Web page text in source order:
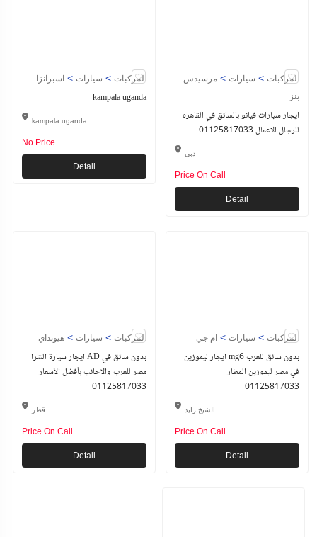
المركبات > سيارات > اسبرانزا
kampala uganda
kampala uganda
No Price
Detail
المركبات > سيارات > مرسيدس
بنز
ايجار سيارات فيانو بالسائق في القاهره
للرجال الاعمال 01125817033
دبي
Price On Call
Detail
المركبات > سيارات > هيونداي
ايجار سيارة النترا AD بدون سائق في
مصر للعرب والاجانب بأفضل الأسعار
01125817033
قطر
Price On Call
Detail
المركبات > سيارات > ام جي
ايجار ليموزين mg6 بدون سائق للعرب
في مصر ليموزين المطار
01125817033
الشيخ زايد
Price On Call
Detail